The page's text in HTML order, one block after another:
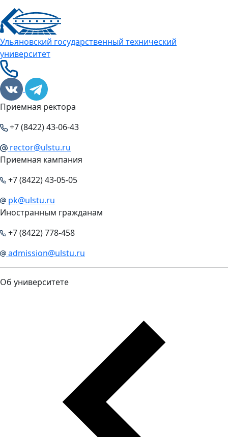
Ульяновский государственный технический
университет
Приемная ректора
+7 (8422) 43-06-43
rector@ulstu.ru
Приемная кампания
+7 (8422) 43-05-05
pk@ulstu.ru
Иностранным гражданам
+7 (8422) 778-458
admission@ulstu.ru
Об университете